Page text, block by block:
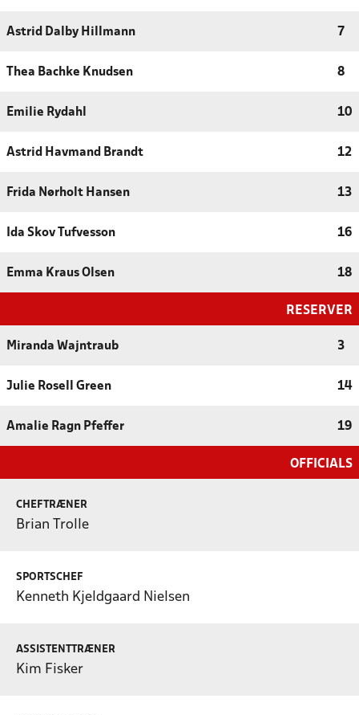
Astrid Dalby Hillmann 7
Thea Bachke Knudsen 8
Emilie Rydahl 10
Astrid Havmand Brandt 12
Frida Nørholt Hansen 13
Ida Skov Tufvesson 16
Emma Kraus Olsen 18
RESERVER
Miranda Wajntraub 3
Julie Rosell Green 14
Amalie Ragn Pfeffer 19
OFFICIALS
CHEFTRÆNER
Brian Trolle
SPORTSCHEF
Kenneth Kjeldgaard Nielsen
ASSISTENTTRÆNER
Kim Fisker